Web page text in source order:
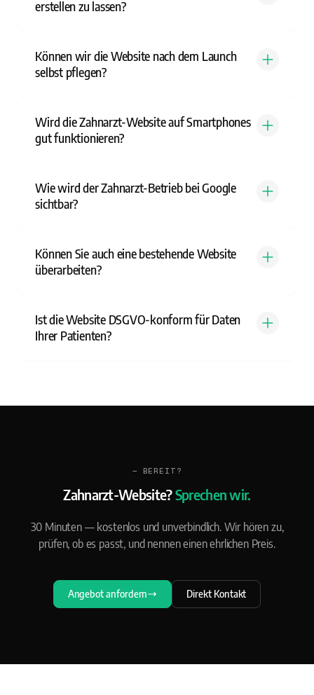
erstellen zu lassen?
Können wir die Website nach dem Launch
selbst pflegen?
Wird die Zahnarzt-Website auf Smartphones
gut funktionieren?
Wie wird der Zahnarzt-Betrieb bei Google
sichtbar?
Können Sie auch eine bestehende Website
überarbeiten?
Ist die Website DSGVO-konform für Daten
Ihrer Patienten?
— BEREIT?
Zahnarzt-Website?Sprechen wir.
30 Minuten — kostenlos und unverbindlich. Wir hören zu,
prüfen, ob es passt, und nennen einen ehrlichen Preis.
Angebot anfordern Direkt Kontakt